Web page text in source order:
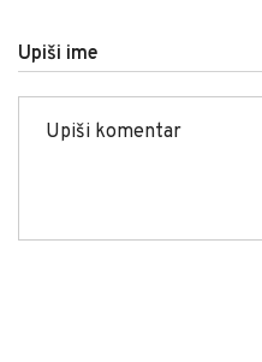
Upiši ime